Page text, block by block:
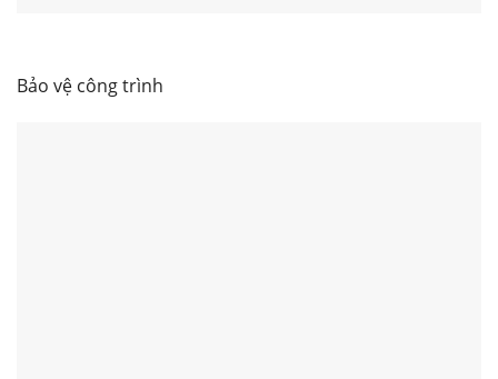
Bảo vệ công trình